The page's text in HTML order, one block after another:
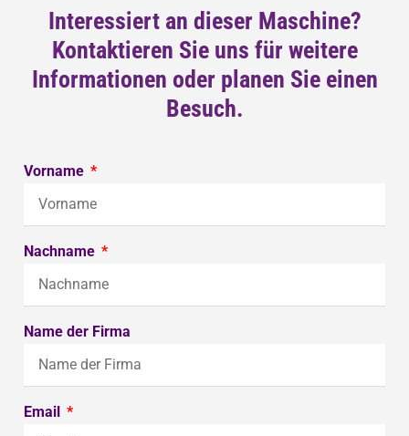
Interessiert an dieser Maschine?
Kontaktieren Sie uns für weitere
Informationen oder planen Sie einen
Besuch.
Vorname
Nachname
Name der Firma
Email